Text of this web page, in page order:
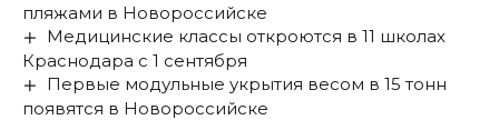
пляжами в Новороссийске
Медицинские классы откроются в 11 школах
Краснодара с 1 сентября
Первые модульные укрытия весом в 15 тонн
появятся в Новороссийске